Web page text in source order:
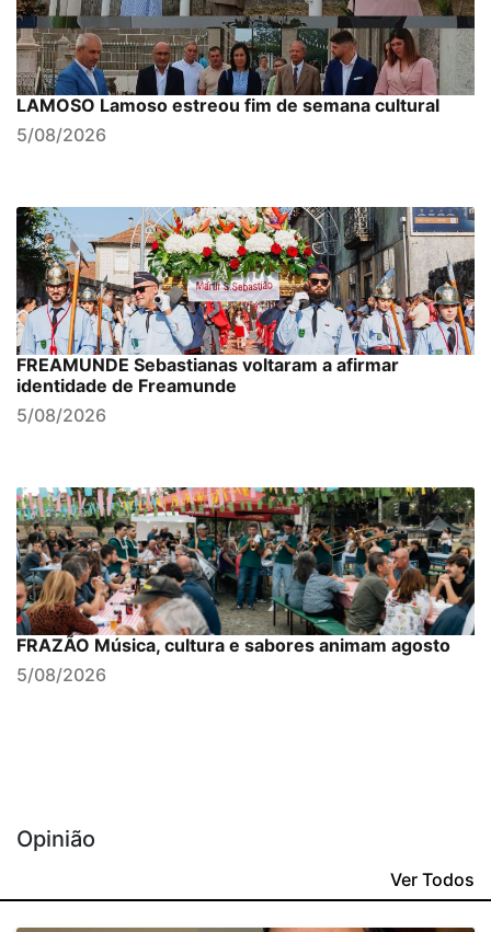
LAMOSO Lamoso estreou fim de semana cultural
5/08/2026
FREAMUNDE Sebastianas voltaram a afirmar
identidade de Freamunde
5/08/2026
FRAZÃO Música, cultura e sabores animam agosto
5/08/2026
Opinião
Ver Todos